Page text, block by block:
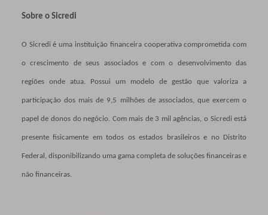
Sobre o Sicredi
O Sicredi é uma instituição financeira cooperativa comprometida com
o crescimento de seus associados e com o desenvolvimento das
regiões onde atua. Possui um modelo de gestão que valoriza a
participação dos mais de 9,5 milhões de associados, que exercem o
papel de donos do negócio. Com mais de 3 mil agências, o Sicredi está
presente fisicamente em todos os estados brasileiros e no Distrito
Federal, disponibilizando uma gama completa de soluções financeiras e
não financeiras.